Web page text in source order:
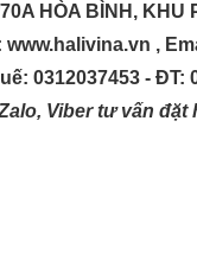
HÒA BÌNH, KHU
www.halivina.vn ,
0312037453 - ĐT:
Viber tư vấn đặt